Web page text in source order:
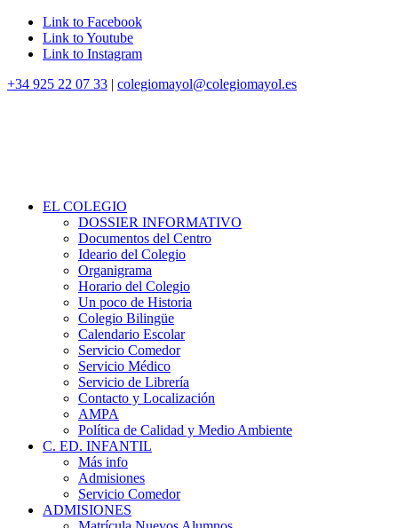
Link to Facebook
Link to Youtube
Link to Instagram
+34 925 22 07 33 | colegiomayol@colegiomayol.es
EL COLEGIO
DOSSIER INFORMATIVO
Documentos del Centro
Ideario del Colegio
Organigrama
Horario del Colegio
Un poco de Historia
Colegio Bilingüe
Calendario Escolar
Servicio Comedor
Servicio Médico
Servicio de Librería
Contacto y Localización
AMPA
Política de Calidad y Medio Ambiente
C. ED. INFANTIL
Más info
Admisiones
Servicio Comedor
ADMISIONES